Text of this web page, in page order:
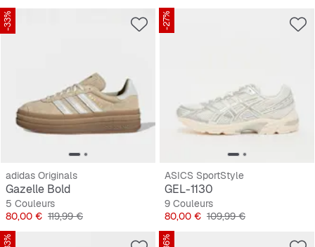
-33%
adidas Originals
Gazelle Bold
5 Couleurs
Prix
80,00 € Prix original
119,99 €
-27%
ASICS SportStyle
GEL-1130
9 Couleurs
Prix
80,00 € Prix original
109,99 €